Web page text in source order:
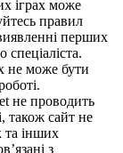
іграх може
правил
перших
спеціаліста.
не може бути
не проводить
також сайт не
та інших
з